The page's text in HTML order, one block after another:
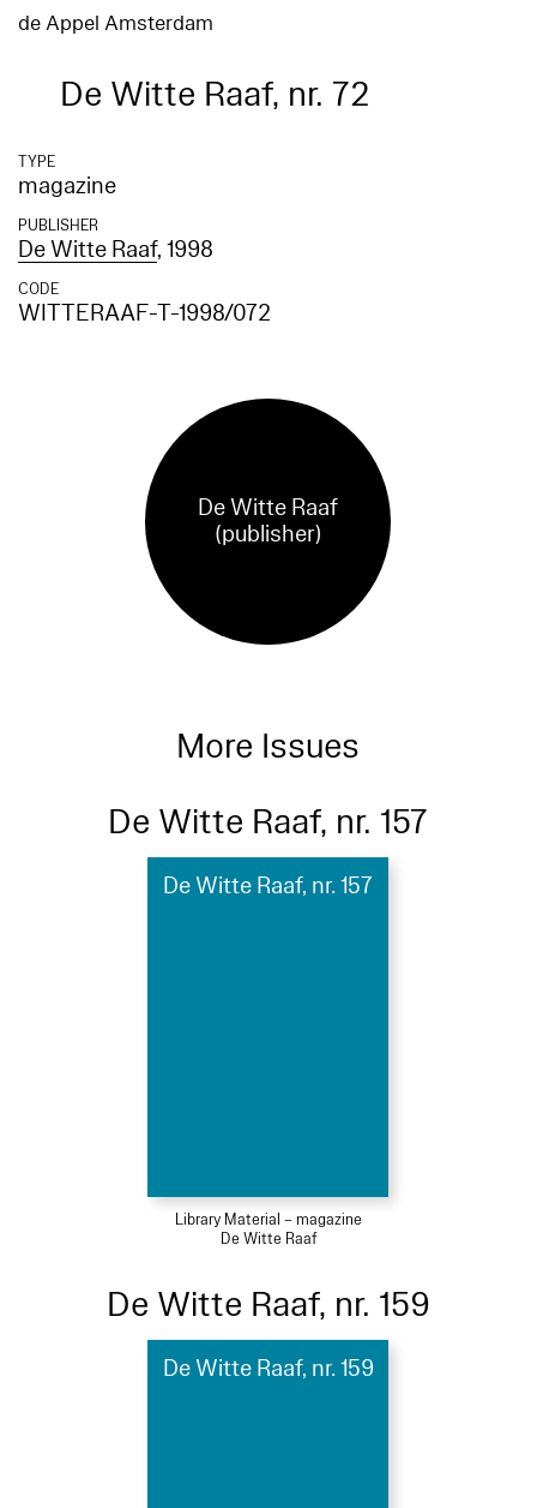
de Appel Amsterdam
De Witte Raaf, nr. 72
TYPE
magazine
PUBLISHER
De Witte Raaf, 1998
CODE
WITTERAAF-T-1998/072
De Witte Raaf
(publisher)
More Issues
De Witte Raaf, nr. 157
De Witte Raaf, nr. 157
Library Material – magazine
De Witte Raaf
De Witte Raaf, nr. 159
De Witte Raaf, nr. 159